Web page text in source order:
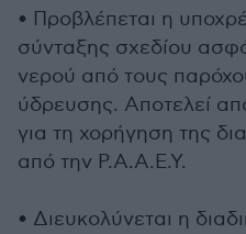
• Προβλέπεται η
σύνταξης σχεδίου
νερού από τους
ύδρευσης. Αποτελεί
για τη χορήγηση της
από την Ρ.Α.Α.Ε.Υ.
• Διευκολύνεται η